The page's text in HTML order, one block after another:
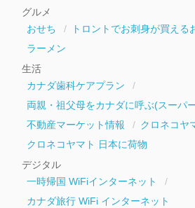
グルメ
おせち
トロントでお刺身が買える
ラーメン
生活
カナダ歯科ケアプラン
両親・祖父母をカナダに呼ぶ(スーパ
不動産マーケット情報
クロネコヤ
クロネコヤマト 日本に荷物
デジタル
一時帰国 WiFiインターネット
カナダ旅行 WiFi インターネット